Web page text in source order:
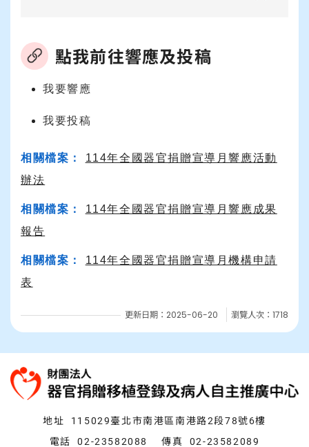
點我前往響應及投稿
我要響應
我要投稿
相關檔案：
114年全國器官捐贈宣導月響應活動
辦法
相關檔案：
114年全國器官捐贈宣導月響應成果
報告
相關檔案：
114年全國器官捐贈宣導月機構申請
表
更新日期：2025-06-20 瀏覽人次：1718
地址
115029臺北市南港區南港路2段78號6樓
電話
02-23582088 傳真 02-23582089